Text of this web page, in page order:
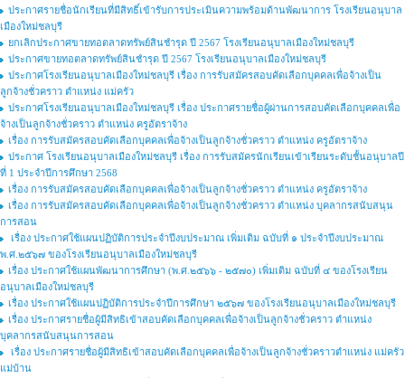
ประกาศรายชื่อนักเรียนที่มีสิทธิ์เข้ารับการประเมินความพร้อมด้านพัฒนาการ โรงเรียนอนุบาล
เมืองใหม่ชลบุรี
ยกเลิกประกาศขายทอตลาดทรัพย์สินชำรุด ปี 2567 โรงเรียนอนุบาลเมืองใหม่ชลบุรี
ประกาศขายทอตลาดทรัพย์สินชำรุด ปี 2567 โรงเรียนอนุบาลเมืองใหม่ชลบุรี
ประกาศโรงเรียนอนุบาลเมืองใหม่ชลบุรี เรื่อง การรับสมัครสอบคัดเลือกบุคคลเพื่อจ้างเป็น
ลูกจ้างชั่วคราว ตำแหน่ง แม่ครัว
ประกาศโรงเรียนอนุบาลเมืองใหม่ชลบุรี เรื่อง ประกาศรายชื่อผู้ผ่านการสอบคัดเลือกบุคคลเพื่อ
จ้างเป็นลูกจ้างชั่วคราว ตำแหน่ง ครูอัตราจ้าง
เรื่อง การรับสมัครสอบคัดเลือกบุคคลเพื่อจ้างเป็นลูกจ้างชั่วคราว ตำแหน่ง ครูอัตราจ้าง
ประกาศ โรงเรียนอนุบาลเมืองใหม่ชลบุรี เรื่อง การรับสมัครนักเรียนเข้าเรียนระดับชั้นอนุบาลปี
ที่ 1 ประจำปีการศึกษา 2568
เรื่อง การรับสมัครสอบคัดเลือกบุคคลเพื่อจ้างเป็นลูกจ้างชั่วคราว ตำแหน่ง ครูอัตราจ้าง
เรื่อง การรับสมัครสอบคัดเลือกบุคคลเพื่อจ้างเป็นลูกจ้างชั่วคราว ตำแหน่ง บุคลากรสนับสนุน
การสอน
เรื่อง ประกาศใช้แผนปฏิบัติการประจำปีงบประมาณ เพิ่มเติม ฉบับที่ ๑ ประจำปีงบประมาณ
พ.ศ.๒๕๖๗ ของโรงเรียนอนุบาลเมืองใหม่ชลบุรี
เรื่อง ประกาศใช้แผนพัฒนาการศึกษา (พ.ศ.๒๕๖๖ - ๒๕๗๐) เพิ่มเติม ฉบับที่ ๔ ของโรงเรียน
อนุบาลเมืองใหม่ชลบุรี
เรื่อง ประกาศใช้แผนปฏิบัติการประจำปีการศึกษา ๒๕๖๗ ของโรงเรียนอนุบาลเมืองใหม่ชลบุรี
เรื่อง ประกาศรายชื่อผู้มีสิทธิเข้าสอบคัดเลือกบุคคลเพื่อจ้างเป็นลูกจ้างชั่วคราว ตำแหน่ง
บุคลากรสนับสนุนการสอน
เรื่อง ประกาศรายชื่อผู้มีสิทธิเข้าสอบคัดเลือกบุคคลเพื่อจ้างเป็นลูกจ้างชั่วคราวตำแหน่ง แม่ครัว
แม่บ้าน